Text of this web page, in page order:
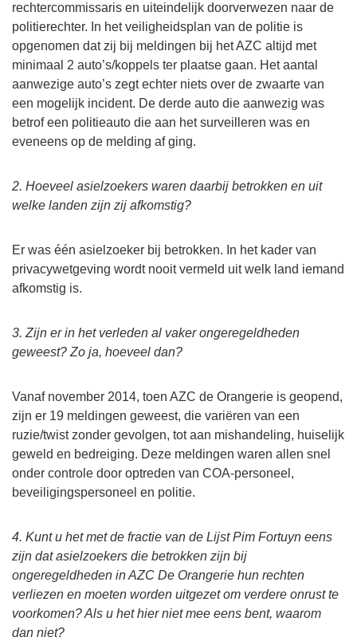
rechtercommissaris en uiteindelijk doorverwezen naar de
politierechter. In het veiligheidsplan van de politie is
opgenomen dat zij bij meldingen bij het AZC altijd met
minimaal 2 auto’s/koppels ter plaatse gaan. Het aantal
aanwezige auto’s zegt echter niets over de zwaarte van
een mogelijk incident. De derde auto die aanwezig was
betrof een politieauto die aan het surveilleren was en
eveneens op de melding af ging.
2. Hoeveel asielzoekers waren daarbij betrokken en uit
welke landen zijn zij afkomstig?
Er was één asielzoeker bij betrokken. In het kader van
privacywetgeving wordt nooit vermeld uit welk land iemand
afkomstig is.
3. Zijn er in het verleden al vaker ongeregeldheden
geweest? Zo ja, hoeveel dan?
Vanaf november 2014, toen AZC de Orangerie is geopend,
zijn er 19 meldingen geweest, die variëren van een
ruzie/twist zonder gevolgen, tot aan mishandeling, huiselijk
geweld en bedreiging. Deze meldingen waren allen snel
onder controle door optreden van COA-personeel,
beveiligingspersoneel en politie.
4. Kunt u het met de fractie van de Lijst Pim Fortuyn eens
zijn dat asielzoekers die betrokken zijn bij
ongeregeldheden in AZC De Orangerie hun rechten
verliezen en moeten worden uitgezet om verdere onrust te
voorkomen? Als u het hier niet mee eens bent, waarom
dan niet?